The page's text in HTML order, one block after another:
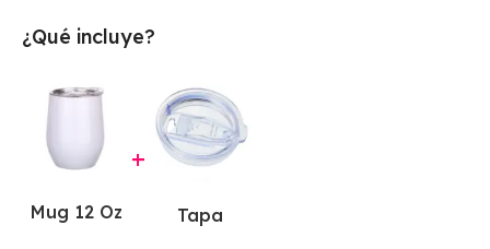
¿Qué incluye?
Mug 12 Oz
+
Tapa